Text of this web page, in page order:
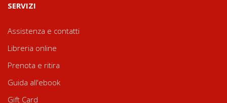
SERVIZI
Assistenza e contatti
Libreria online
Prenota e ritira
Guida all'ebook
Gift Card